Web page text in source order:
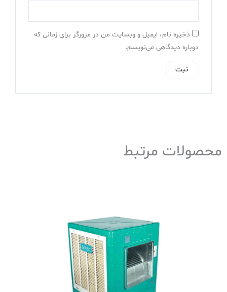
ذخیره نام، ایمیل و وبسایت من در مرورگر برای زمانی که
دوباره دیدگاهی می‌نویسم.
محصولات مرتبط